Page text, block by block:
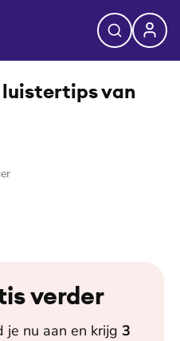
van
verder
je nu aan en krijg 3